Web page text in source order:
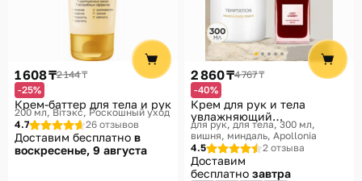
1 608 ₸2 144 ₸
-25%
Крем-баттер для тела и рук
200 мл Вiтэкс, Роскошный уход
4.7
26 отзывов
Доставим бесплатно в
воскресенье, 9 августа
2 860 ₸4 767 ₸
-40%
Крем для рук и тела
увлажняющий
парфюмированный
«Temptation Hand & body
cream»
для рук, для тела, 300 мл,
вишня, миндаль Apollonia
4.5
2 отзыва
Доставим
бесплатно завтра